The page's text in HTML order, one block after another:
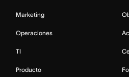
Marketing
Operaciones
TI
Producto